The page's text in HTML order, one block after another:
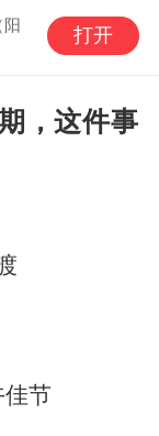
阳
打开
，这件事
节